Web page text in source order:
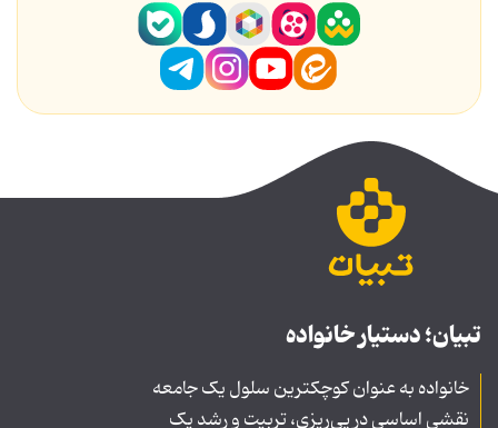
تبیان؛ دستیار خانواده
خانواده به عنوان کوچکترین سلول یک جامعه
نقشی اساسی در پی‌ریزی، تربیت و رشد یک